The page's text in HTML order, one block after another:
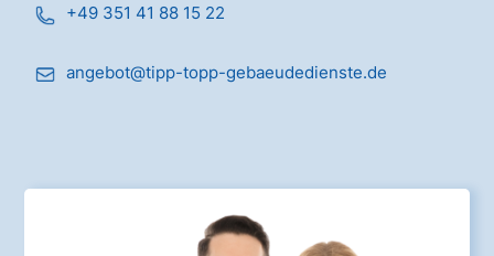
+49 351 41 88 15 22
angebot@tipp-topp-gebaeudedienste.de